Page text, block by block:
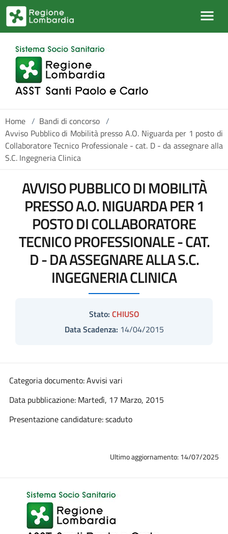
Salta al contenuto principale
Home / Bandi di concorso /
Avviso Pubblico di Mobilità presso A.O. Niguarda per 1 posto di
Collaboratore Tecnico Professionale - cat. D - da assegnare alla
S.C. Ingegneria Clinica
AVVISO PUBBLICO DI MOBILITÀ
PRESSO A.O. NIGUARDA PER 1
POSTO DI COLLABORATORE
TECNICO PROFESSIONALE - CAT.
D - DA ASSEGNARE ALLA S.C.
INGEGNERIA CLINICA
Stato: CHIUSO
Data Scadenza: 14/04/2015
Categoria documento: Avvisi vari
Data pubblicazione: Martedì, 17 Marzo, 2015
Presentazione candidature: scaduto
Ultimo aggiornamento: 14/07/2025